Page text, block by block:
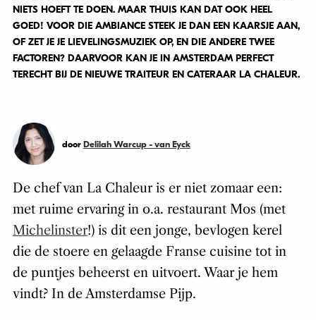
NIETS HOEFT TE DOEN. MAAR THUIS KAN DAT OOK HEEL
GOED! VOOR DIE AMBIANCE STEEK JE DAN EEN KAARSJE AAN,
OF ZET JE JE LIEVELINGSMUZIEK OP, EN DIE ANDERE TWEE
FACTOREN? DAARVOOR KAN JE IN AMSTERDAM PERFECT
TERECHT BIJ DE NIEUWE TRAITEUR EN CATERAAR LA CHALEUR.
door Delilah Warcup - van Eyck
De chef van La Chaleur is er niet zomaar een:
met ruime ervaring in o.a. restaurant Mos (met
Michelinster!) is dit een jonge, bevlogen kerel
die de stoere en gelaagde Franse cuisine tot in
de puntjes beheerst en uitvoert. Waar je hem
vindt? In de Amsterdamse Pijp.